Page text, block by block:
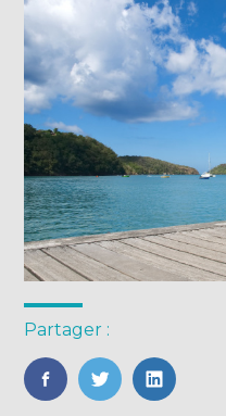
Partager :
FaceBook
TwitterLinkedIn